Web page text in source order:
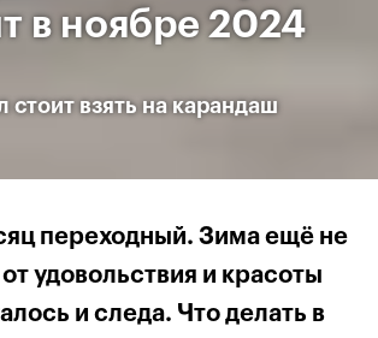
в ноябре 2024
стоит взять на карандаш
переходный. Зима ещё не
удовольствия и красоты
и следа. Что делать в